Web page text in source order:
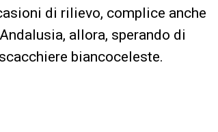
di rilievo, complice anche
allora, sperando di
biancoceleste.